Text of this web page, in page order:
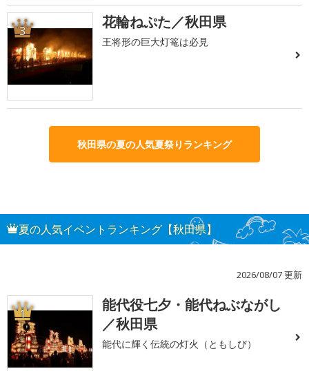
3 花輪ねぷた／秋田県
王将形の巨大灯篭は必見
秋田県の夏の人気夏祭りランキング
夏の人気イベントランキング【秋田県】
2026/08/07 更新
1
能代役七夕・能代ねぶながし
／秋田県
能代に輝く伝統の灯火（ともしび）